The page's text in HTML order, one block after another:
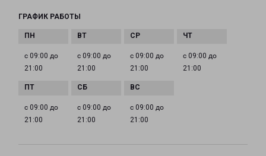
ГРАФИК РАБОТЫ
с 09:00 до
21:00
с 09:00 до
21:00
с 09:00 до
21:00
с 09:00 до
21:00
с 09:00 до
21:00
с 09:00 до
21:00
с 09:00 до
21:00